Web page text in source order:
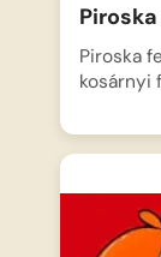
Piroska
kosárnyi